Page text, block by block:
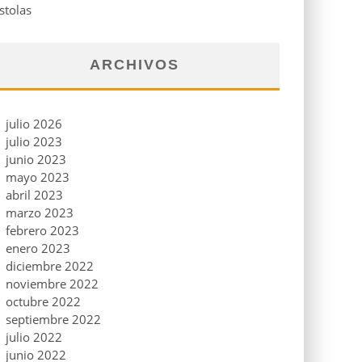
ARCHIVOS
julio 2026
julio 2023
junio 2023
mayo 2023
abril 2023
marzo 2023
febrero 2023
enero 2023
diciembre 2022
noviembre 2022
octubre 2022
septiembre 2022
julio 2022
junio 2022